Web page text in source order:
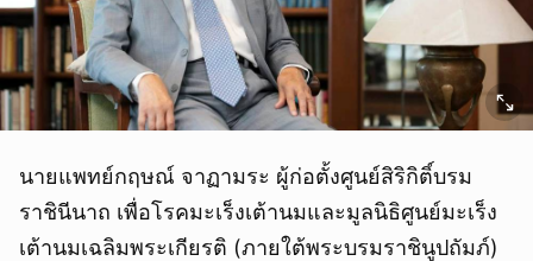
นายแพทย์กฤษณ์ จาฏามระ ผู้ก่อตั้งศูนย์สิริกิติ์บรม
ราชินีนาถ เพื่อโรคมะเร็งเต้านมและมูลนิธิศูนย์มะเร็ง
เต้านมเฉลิมพระเกียรติ (ภายใต้พระบรมราชินูปถัมภ์)